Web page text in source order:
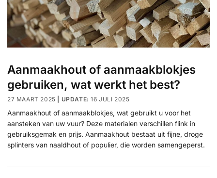
Aanmaakhout of aanmaakblokjes
gebruiken, wat werkt het best?
27 MAART 2025 16 JULI 2025
Aanmaakhout of aanmaakblokjes, wat gebruikt u voor het
aansteken van uw vuur? Deze materialen verschillen flink in
gebruiksgemak en prijs. Aanmaakhout bestaat uit fijne, droge
splinters van naaldhout of populier, die worden samengeperst.